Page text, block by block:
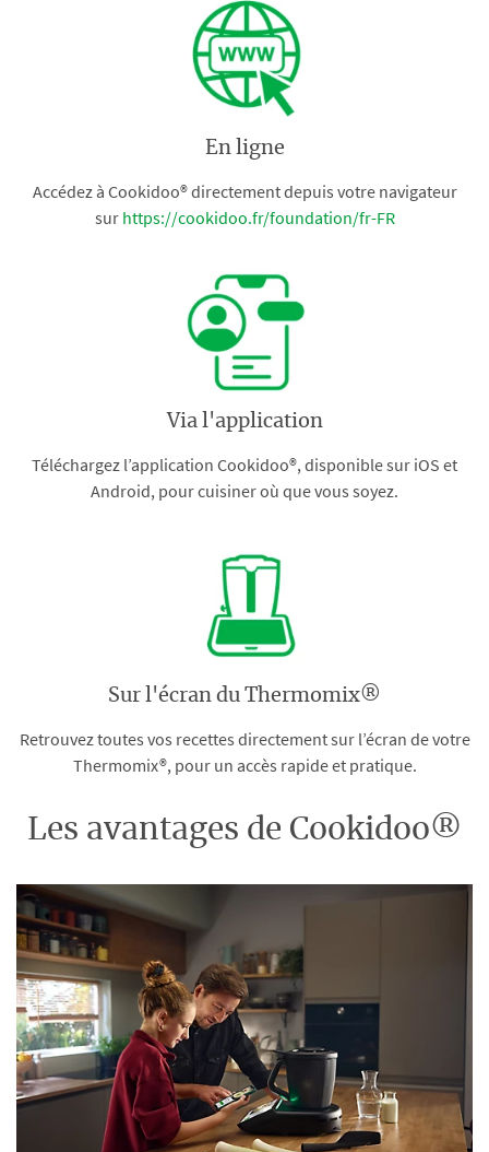
En ligne
Accédez à Cookidoo® directement depuis votre navigateur
sur https://cookidoo.fr/foundation/fr-FR
Via l'application
Téléchargez l’application Cookidoo®, disponible sur iOS et
Android, pour cuisiner où que vous soyez.
Sur l'écran du Thermomix®
Retrouvez toutes vos recettes directement sur l’écran de votre
Thermomix®, pour un accès rapide et pratique.
Les avantages de Cookidoo®